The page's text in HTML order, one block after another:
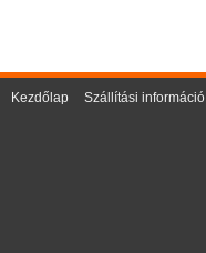
Kezdőlap Szállítási információ